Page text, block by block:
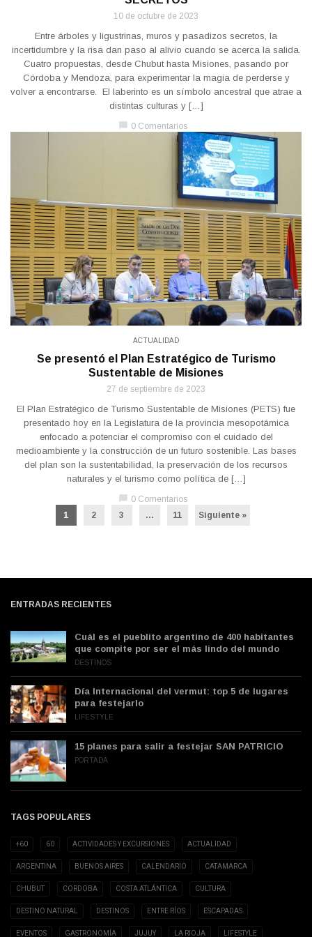
10 de octubre de 2023
Entre árboles y ligustrinas, muros y pasadizos secretos, la
incertidumbre y la risa dan paso al alivio cuando se acerca la salida.
Cuatro propuestas, desde Chubut hasta Misiones, pasando por
Córdoba y Mendoza, para experimentar la magia de perderse y
volver a encontrarse. El laberinto es un símbolo ancestral que atrae a
distintas culturas y […]
0 Comentarios
ACTUALIDAD
Se presentó el Plan Estratégico de Turismo
Sustentable de Misiones
27 de septiembre de 2023
El Plan Estratégico de Turismo Sustentable de Misiones (PETS) fue
presentado hoy en la Legislatura de la provincia mesopotámica
enfocado a potenciar el compromiso con el cuidado del
medioambiente y la construcción de un futuro sostenible. Las bases
del plan son la sustentabilidad, la preservación de los recursos
naturales y el turismo como política de […]
chat_bubble 0 Comentarios
1
2 3 … 11 Siguiente »
ENTRADAS RECIENTES
Cuál es el pueblito argentino de 400 habitantes
que compite por ser el más lindo del mundo
DESTINOS
Día Internacional del vermut: top 5 de lugares
para festejarlo
LIFESTYLE
15 planes para salir a festejar SAN PATRICIO
PORTADA
TAGS POPULARES
+60 60 ACTIVIDADES Y EXCURSIONES ACTUALIDAD
ARGENTINA BUENOS AIRES CALENDARIO CATAMARCA
CHUBUT CORDOBA COSTA ATLÁNTICA CULTURA
DESTINO NATURAL DESTINOS ENTRE RÍOS ESCAPADAS
EVENTOS GASTRONOMÍA JUJUY LA RIOJA LIFESTYLE